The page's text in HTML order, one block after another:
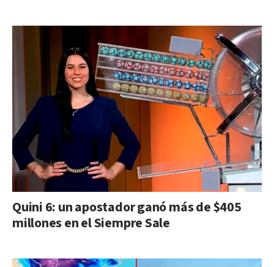
Quini 6: un apostador ganó más de $405
millones en el Siempre Sale